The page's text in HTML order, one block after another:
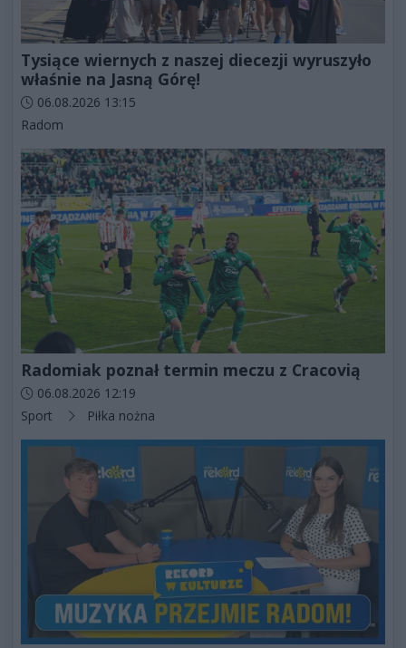
Tysiące wiernych z naszej diecezji wyruszyło
właśnie na Jasną Górę!
Data dodania artykułu:
06.08.2026 13:15
Kategorie artykułu:
Radom
Radomiak poznał termin meczu z Cracovią
Data dodania artykułu:
06.08.2026 12:19
Kategorie artykułu:
Sport Piłka nożna